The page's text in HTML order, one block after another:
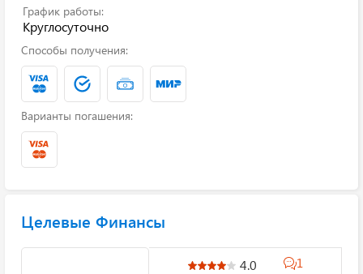
График работы:
Круглосуточно
Способы получения:
Варианты погашения:
Целевые Финансы
4.0 1